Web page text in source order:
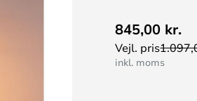
845,00 kr.
Vejl. pris
inkl. moms